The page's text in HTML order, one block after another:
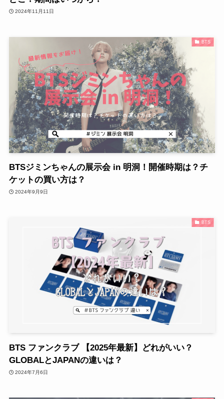
2024年11月11日
BTS
BTSジミンちゃんの展示会 in 明洞！開催時期は？チ
ケットの買い方は？
2024年9月9日
BTS
BTS ファンクラブ 【2025年最新】どれがいい？
GLOBALとJAPANの違いは？
2024年7月6日